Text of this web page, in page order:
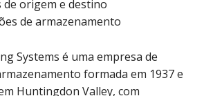
de origem e destino
de armazenamento
Systems é uma empresa de
formada em 1937 e
Huntingdon Valley, com